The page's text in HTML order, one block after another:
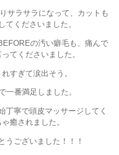
サラサラになって、カットも
てくださいました。
の汚い癖毛も、痛んで
てくださいました。
すぎて涙出そう。
一番満足しました。
丁寧で頭皮マッサージしてく
癒されました。
うございました！！！